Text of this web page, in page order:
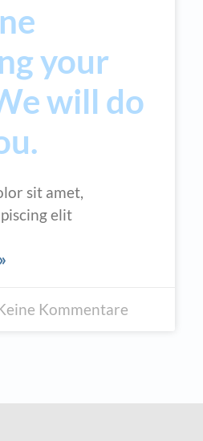
your
will do
sit amet,
elit
Kommentare